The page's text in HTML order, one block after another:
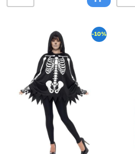
-10%